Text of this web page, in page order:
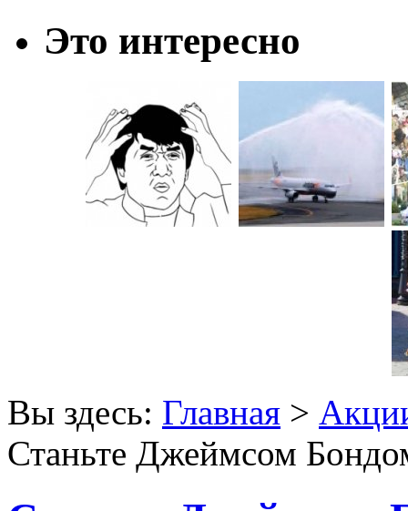
Это интересно
Вы здесь: Главная >
Станьте Джеймсом